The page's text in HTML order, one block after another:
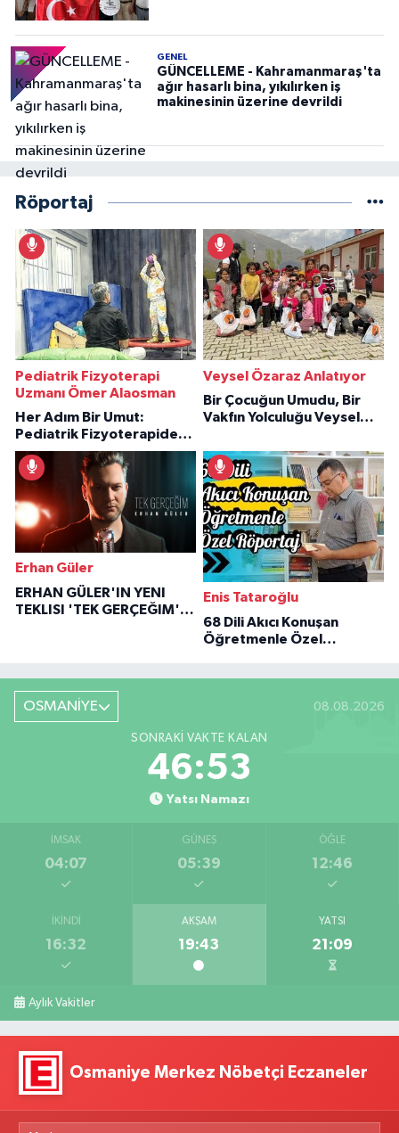
GENEL
GÜNCELLEME - Kahramanmaraş'ta
ağır hasarlı bina, yıkılırken iş
makinesinin üzerine devrildi
Röportaj
Pediatrik Fizyoterapi
Uzmanı Ömer Alaosman
Her Adım Bir Umut:
Pediatrik Fizyoterapiden
İlham Veren Hikâyeler
Veysel Özaraz Anlatıyor
Bir Çocuğun Umudu, Bir
Vakfın Yolculuğu Veysel
Erhan Güler
ERHAN GÜLER'IN YENI
TEKLISI 'TEK GERÇEĞIM'LE
Enis Tataroğlu
68 Dili Akıcı Konuşan
Öğretmenle Özel
OSMANİYE 08.08.2026
SONRAKI VAKTE KALAN
46:51
Yatsı Namazı
İMSAK
04:07
GÜNEŞ
05:39
ÖĞLE
12:46
İKINDI
16:32
AKŞAM
19:43
YATSI
21:09
Aylık Vakitler
Osmaniye Merkez Nöbetçi Eczaneler